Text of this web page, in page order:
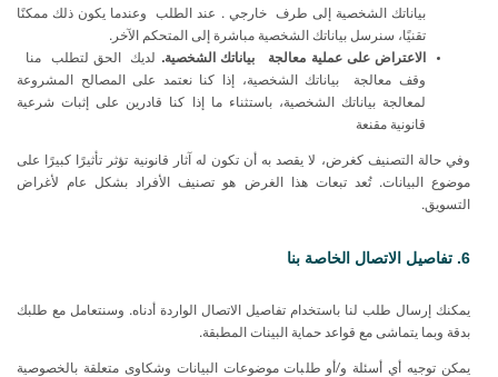
بياناتك
الشخصية إلى طرف خارجي . عند الطلب
وعندما يكون ذلك ممكنًا
تقنيًا، سنرسل بياناتك الشخصية مباشرة إلى المتحكم الآخر.
الاعتراض على عملية معالجة بياناتك الشخصية. لديك الحق لتطلب
منا
وقف معالجة بياناتك
الشخصية، إذا كنا نعتمد على المصالح المشروعة
لمعالجة بياناتك الشخصية، باستثناء ما إذا كنا قادرين على إثبات شرعية
قانونية مقنعة
وفي حالة التصنيف كغرض، لا يقصد به أن تكون له آثار قانونية تؤثر تأثيرًا كبيرًا على
موضوع البيانات. تُعد تبعات هذا الغرض هو تصنيف الأفراد بشكل عام لأغراض
التسويق.
6. تفاصيل الاتصال الخاصة بنا
يمكنك إرسال طلب لنا باستخدام تفاصيل الاتصال الواردة أدناه. وسنتعامل مع طلبك
بدقة وبما يتماشى مع قواعد حماية البينات المطبقة.
يمكن توجيه أي أسئلة و/أو طلبات موضوعات البيانات وشكاوى متعلقة بالخصوصية